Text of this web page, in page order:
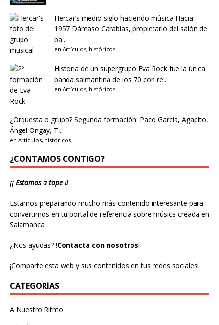
Hercar’s medio siglo haciendo música Hacia
1957 Dámaso Carabias, propietario del salón de
ba...
en Artículos, históricos
Historia de un supergrupo Eva Rock fue la única
banda salmantina de los 70 con re...
en Artículos, históricos
¿Orquesta o grupo? Segunda formación: Paco García, Agapito,
Ángel Ongay, T...
en Artículos, históricos
¿CONTAMOS CONTIGO?
¡¡ Estamos a tope !!
Estamos preparando mucho más contenido interesante para
convertirnos en tu portal de referencia sobre música creada en
Salamanca.
¿Nos ayudas? !Contacta con nosotros!
¡Comparte esta web y sus contenidos en tus redes sociales!
CATEGORÍAS
A Nuestro Ritmo